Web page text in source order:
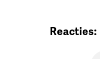
Reacties: